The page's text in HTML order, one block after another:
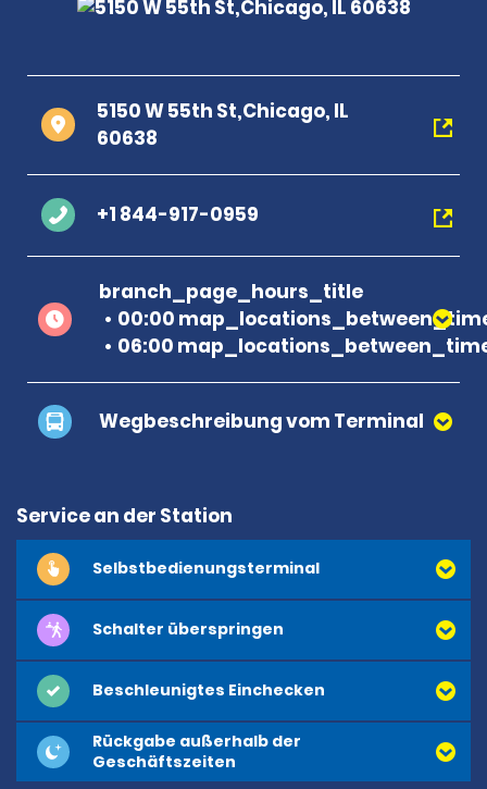
5150 W 55th St,Chicago, IL
60638
+1 844-917-0959
branch_page_hours_title
00:00
06:00
Wegbeschreibung vom Terminal
Service an der Station
Selbstbedienungsterminal
Schalter überspringen
Beschleunigtes Einchecken
Rückgabe außerhalb der
Geschäftszeiten